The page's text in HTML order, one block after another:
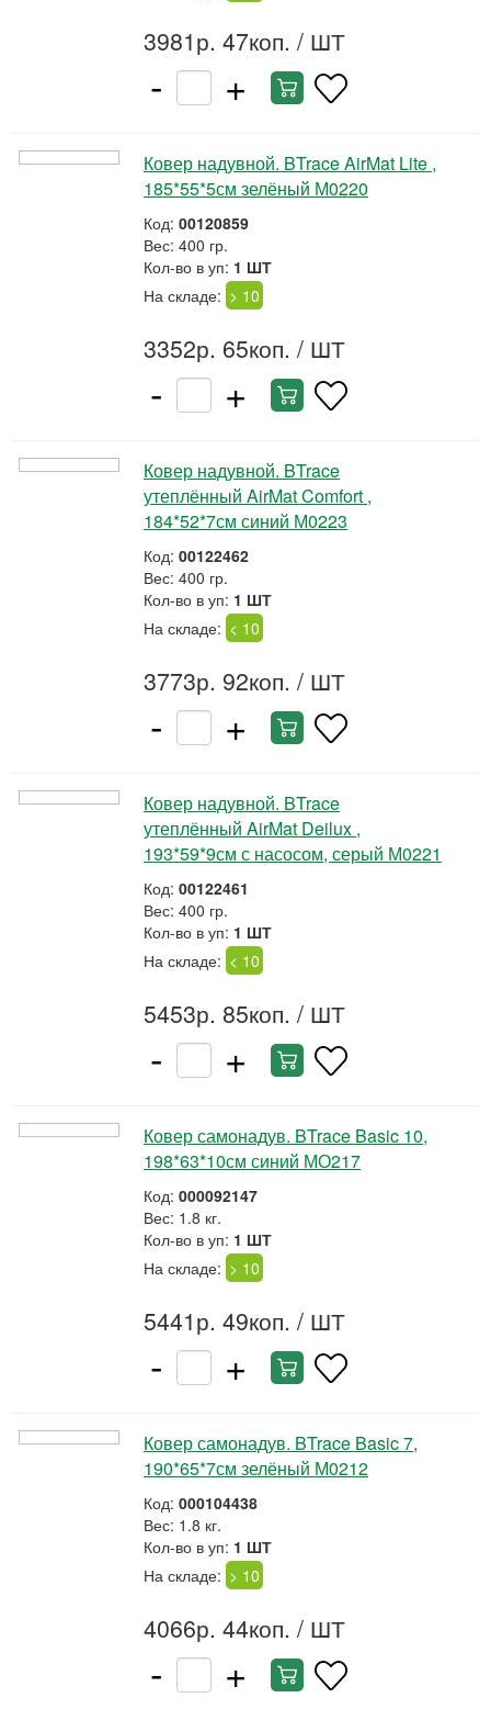
3981р. 47коп. / ШТ
- +
Ковер надувной. BTrace AirMat Lite ,
185*55*5см зелёный М0220
Код: 00120859
Вес: 400 гр.
Кол-во в уп: 1 ШТ
На складе: > 10
3352р. 65коп. / ШТ
- +
Ковер надувной. BTrace
утеплённый AirMat Comfort ,
184*52*7см синий М0223
Код: 00122462
Вес: 400 гр.
Кол-во в уп: 1 ШТ
На складе: < 10
3773р. 92коп. / ШТ
- +
Ковер надувной. BTrace
утеплённый AirMat Deilux ,
193*59*9см с насосом, серый М0221
Код: 00122461
Вес: 400 гр.
Кол-во в уп: 1 ШТ
На складе: < 10
5453р. 85коп. / ШТ
- +
Ковер самонадув. BTrace Basic 10,
198*63*10см синий МО217
Код: 000092147
Вес: 1.8 кг.
Кол-во в уп: 1 ШТ
На складе: > 10
5441р. 49коп. / ШТ
- +
Ковер самонадув. BTrace Basic 7,
190*65*7см зелёный М0212
Код: 000104438
Вес: 1.8 кг.
Кол-во в уп: 1 ШТ
На складе: > 10
4066р. 44коп. / ШТ
- +